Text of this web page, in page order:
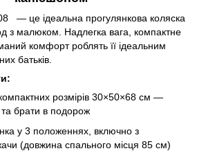
— це ідеальна прогулянкова коляска
з малюком. Надлегка вага, компактне
комфорт роблять її ідеальним
батьків.
розмірів 30×50×68 см —
та брати в подорож
у 3 положеннях, включно з
(довжина спального місця 85 см)